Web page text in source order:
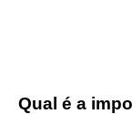
Qual é a